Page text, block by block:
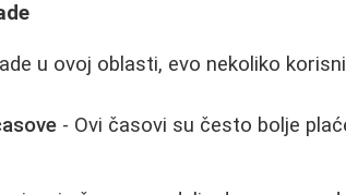
u ovoj oblasti, evo nekoliko
- Ovi časovi su često bolje